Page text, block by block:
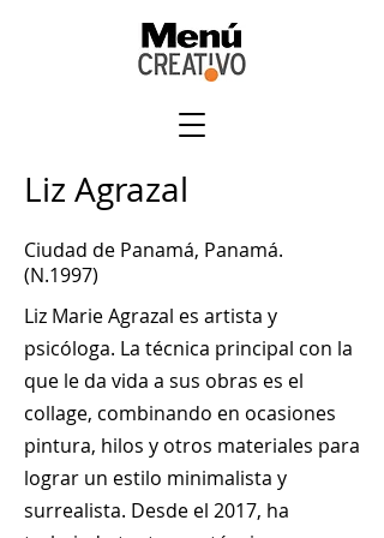
Liz Agrazal
Ciudad de Panamá, Panamá.
(N.1997)
Liz Marie Agrazal es artista y
psicóloga. La técnica principal con la
que le da vida a sus obras es el
collage, combinando en ocasiones
pintura, hilos y otros materiales para
lograr un estilo minimalista y
surrealista. Desde el 2017, ha